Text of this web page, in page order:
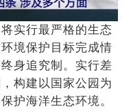
实行最严格的生态
境保护目标完成情
身追究制。实行差
构建以国家公园为
护海洋生态环境。